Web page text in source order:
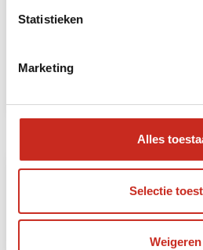
Statistieken
Marketing
Alles
Selectie
Weigeren
7 dagen